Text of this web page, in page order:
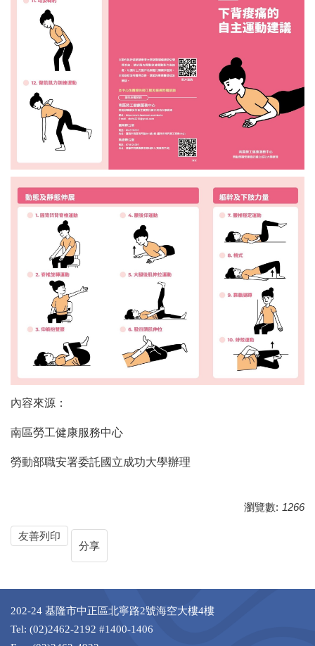
內容來源：
南區勞工健康服務中心
勞動部職安署委託國立成功大學辦理
瀏覽數: 1266
友善列印
分享
202-24 基隆市中正區北寧路2號海空大樓4樓
Tel: (02)2462-2192 #1400-1406